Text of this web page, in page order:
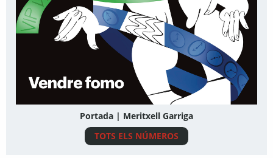
Portada | Meritxell Garriga
TOTS ELS NÚMEROS